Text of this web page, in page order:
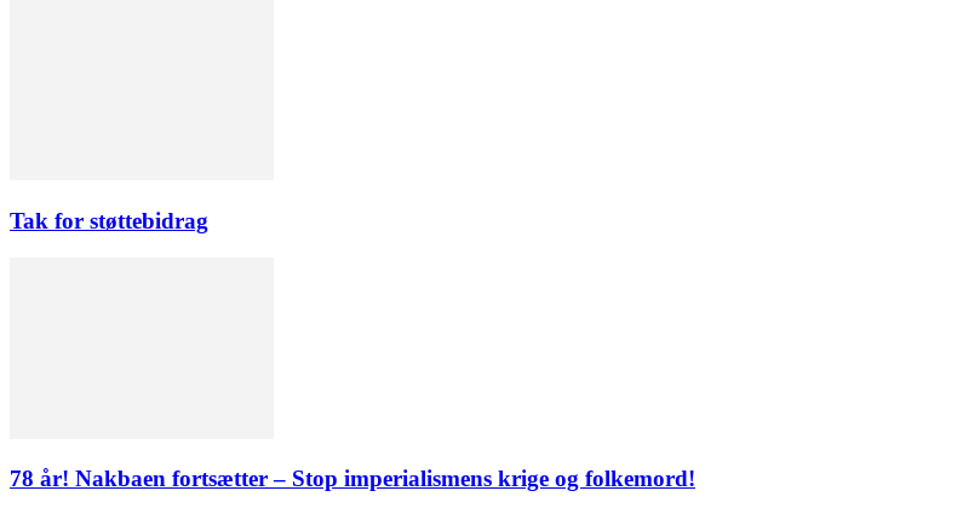
Tak for støttebidrag
78 år! Nakbaen fortsætter – Stop imperialismens krige og folkemord!